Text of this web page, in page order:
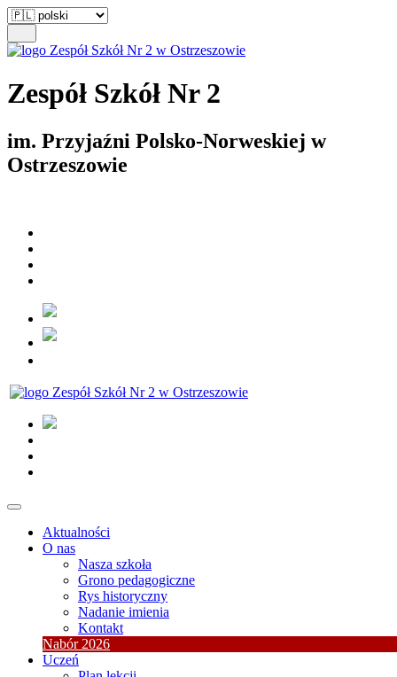
Zespół Szkół Nr 2
im. Przyjaźni Polsko-Norweskiej w
Ostrzeszowie
Aktualności
O nas
Nasza szkoła
Grono pedagogiczne
Rys historyczny
Nadanie imienia
Kontakt
Nabór 2026
Uczeń